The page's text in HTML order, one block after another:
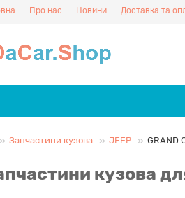
Про нас Новини Доставка та
Запчастини кузова JEEP GRAND
кузова